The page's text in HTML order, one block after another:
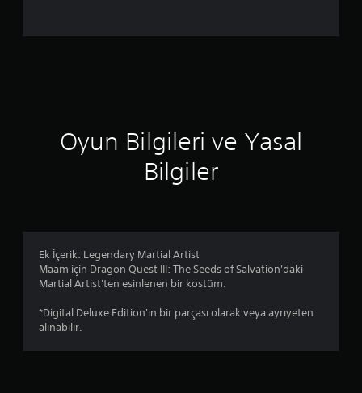
5
l
z
Oyun Bilgileri ve Yasal
Bilgiler
Ek İçerik: Legendary Martial Artist
Maam için Dragon Quest III: The Seeds of Salvation'daki
Martial Artist'ten esinlenen bir kostüm.
*Digital Deluxe Edition'ın bir parçası olarak veya ayrıyeten
alınabilir.